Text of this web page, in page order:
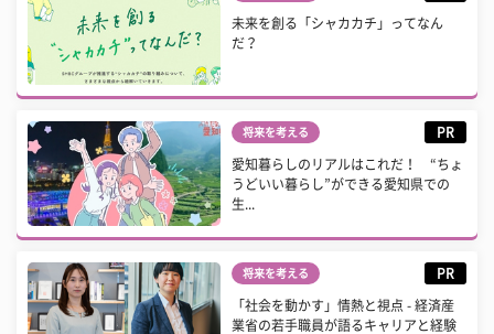
未来を創る「シャカカチ」ってなん
だ？
将来を考える PR
愛知暮らしのリアルはこれだ！ “ちょ
うどいい暮らし”ができる愛知県での
生...
将来を考える PR
「社会を動かす」情熱と視点 - 経済産
業省の若手職員が語るキャリアと経験